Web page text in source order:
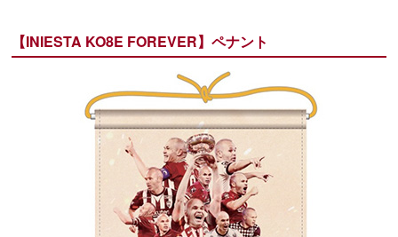
【INIESTA KO8E FOREVER】ペナント